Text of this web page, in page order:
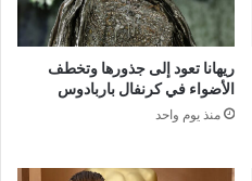
ريهانا تعود إلى جذورها وتخطف
الأضواء في كرنفال باربادوس
منذ يوم واحد